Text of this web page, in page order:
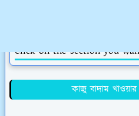
Click on the section you
কাজু বাদাম